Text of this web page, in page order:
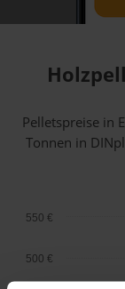
Pelletspreise in
Tonnen in
500 €
550 €